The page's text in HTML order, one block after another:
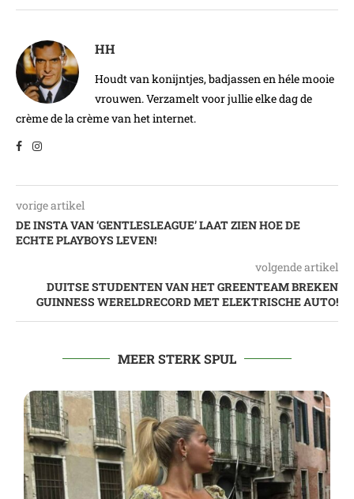
HH
Houdt van konijntjes, badjassen en héle mooie
vrouwen. Verzamelt voor jullie elke dag de
crème de la crème van het internet.
vorige artikel
DE INSTA VAN ‘GENTLESLEAGUE’ LAAT ZIEN HOE DE
ECHTE PLAYBOYS LEVEN!
volgende artikel
DUITSE STUDENTEN VAN HET GREENTEAM BREKEN
GUINNESS WERELDRECORD MET ELEKTRISCHE AUTO!
MEER STERK SPUL